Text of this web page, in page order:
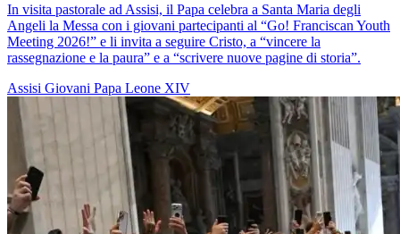
In visita pastorale ad Assisi, il Papa celebra a Santa Maria degli
Angeli la Messa con i giovani partecipanti al “Go! Franciscan Youth
Meeting 2026!” e li invita a seguire Cristo, a “vincere la
rassegnazione e la paura” e a “scrivere nuove pagine di storia”.
Assisi Giovani Papa Leone XIV